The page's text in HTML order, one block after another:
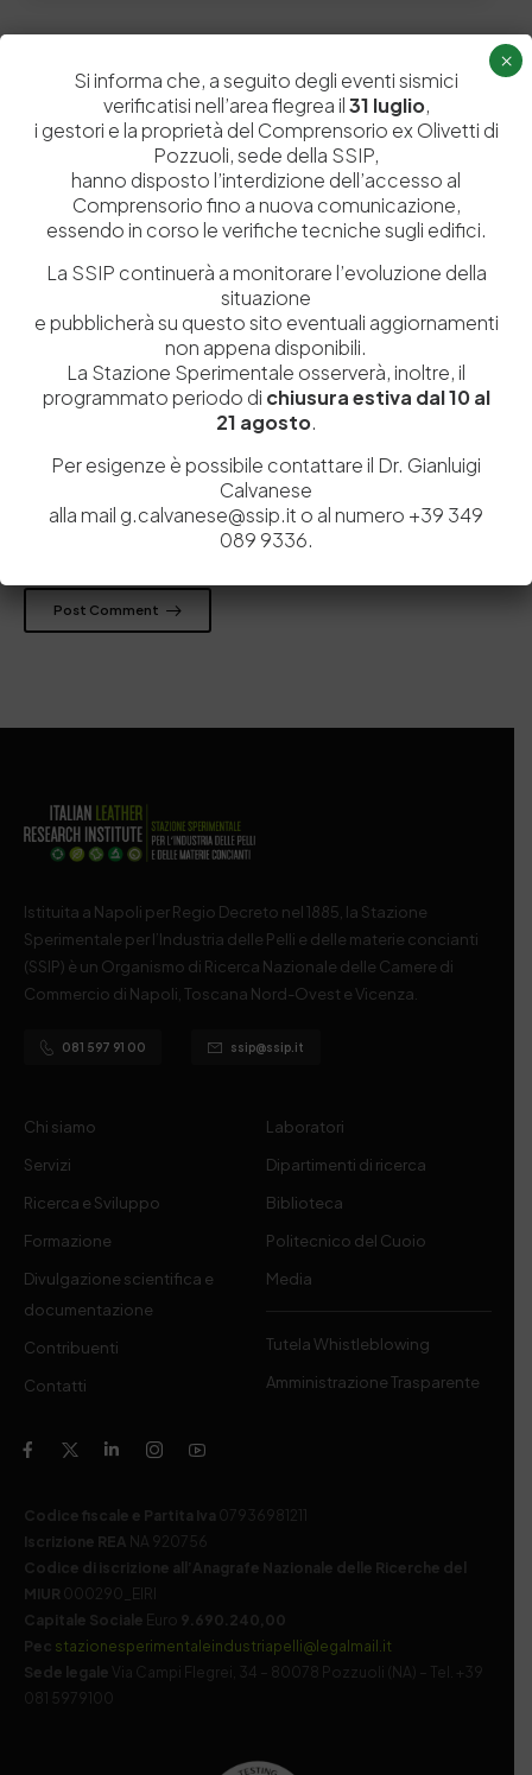
Lascia un commento
Il tuo indirizzo email non sarà pubblicato. I campi obbligatori sono
Salva il mio nome, email e sito web in questo browser per la
prossima volta che commento.
Post Comment
Istituita a Napoli per Regio Decreto nel 1885, la Stazione
Sperimentale per l’Industria delle Pelli e delle materie concianti
(SSIP) è un Organismo di Ricerca Nazionale delle Camere di
Commercio di Napoli, Toscana Nord-Ovest e Vicenza.
081 597 91 00 ssip@ssip.it
Chi siamo
Servizi
Ricerca e Sviluppo
Formazione
Divulgazione scientifica e
documentazione
Contribuenti
Contatti
Laboratori
Dipartimenti di ricerca
Biblioteca
Politecnico del Cuoio
Media
Tutela Whistleblowing
Amministrazione Trasparente
Codice fiscale e Partita Iva 07936981211
Iscrizione REA NA 920756
Codice di iscrizione all’Anagrafe Nazionale delle Ricerche del
MIUR 000290_EIRI
Capitale Sociale Euro 9.690.240,00
Pec stazionesperimentaleindustriapelli@legalmail.it
Sede legale
Via Campi Flegrei, 34 – 80078 Pozzuoli (NA) – Tel. +39
081 5979100
Si informa che, a seguito degli eventi sismici
verificatisi nell’area flegrea il31 luglio,
i gestori e la proprietà del Comprensorio ex Olivetti di
Pozzuoli, sede della SSIP,
hanno disposto l’interdizione dell’accesso al
Comprensorio fino a nuova comunicazione,
essendo in corso le verifiche tecniche sugli edifici.
La SSIP continuerà a monitorare l’evoluzione della
situazione
e pubblicherà su questo sito eventuali aggiornamenti
non appena disponibili.
La Stazione Sperimentale osserverà, inoltre, il
programmato periodo di chiusura estiva dal 10 al
21 agosto.
Per esigenze è possibile contattare il Dr. Gianluigi
Calvanese
alla mail g.calvanese@ssip.it o al numero +39 349
089 9336.
×